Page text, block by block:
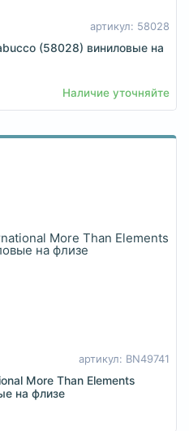
артикул: 58028
(58028) виниловые на
Наличие уточняйте
артикул: BN49741
More Than Elements
на флизе